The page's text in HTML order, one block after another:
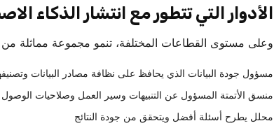
الأدوار التي تتطور مع انتشار الذكاء
وعلى مستوى القطاعات المختلفة، تنمو مجموعة مماثلة من
مسؤول جودة البيانات الذي يحافظ على نظافة مصادر البيانات
منسق الأتمتة المسؤول عن التنبيهات وسير العمل وصلاحيات الوصول
محلل يطرح أسئلة أفضل ويتحقق من جودة النتائج